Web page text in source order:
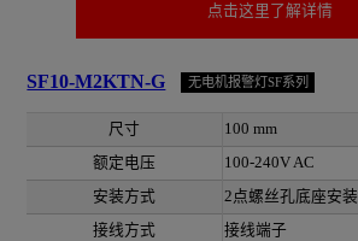
点击这里了解详情
SF10-M2KTN-G 无电机报警灯SF系列
尺寸
100 mm
额定电压
100-240V AC
安装方式
2点螺丝孔底座安装
接线方式
接线端子